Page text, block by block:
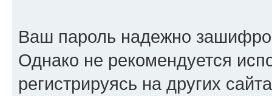
Ваш пароль надежно
Однако не рекомендуется
регистрируясь на других